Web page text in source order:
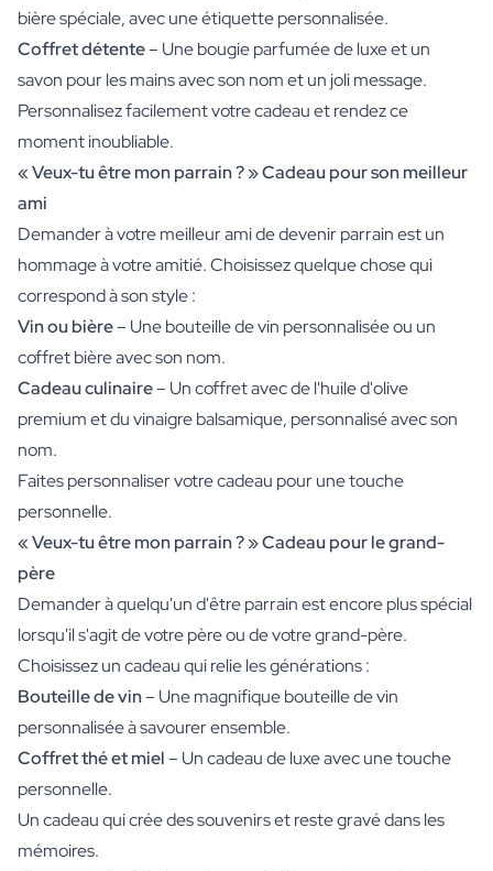
bière spéciale, avec une étiquette personnalisée.
Coffret détente– Une bougie parfumée de luxe et un
savon pour les mains avec son nom et un joli message.
Personnalisez facilement votre cadeau et rendez ce
moment inoubliable.
« Veux-tu être mon parrain ? » Cadeau pour son meilleur
ami
Demander à votre meilleur ami de devenir parrain est un
hommage à votre amitié. Choisissez quelque chose qui
correspond à son style :
Vin ou bière– Unebouteille de vin personnaliséeou un
coffret bière avec son nom.
Cadeau culinaire– Un coffret avec de l'huile d'olive
premium et du vinaigre balsamique, personnalisé avec son
nom.
Faites personnaliser votre cadeau pour une touche
personnelle.
« Veux-tu être mon parrain ? » Cadeau pour le grand-
père
Demander à quelqu'un d'être parrain est encore plus spécial
lorsqu'il s'agit de votre père ou de votre grand-père.
Choisissez un cadeau qui relie les générations :
Bouteille de vin– Une magnifique bouteille de vin
personnalisée à savourer ensemble.
Coffret thé et miel– Un cadeau de luxe avec une touche
personnelle.
Un cadeau qui crée des souvenirs et reste gravé dans les
mémoires.